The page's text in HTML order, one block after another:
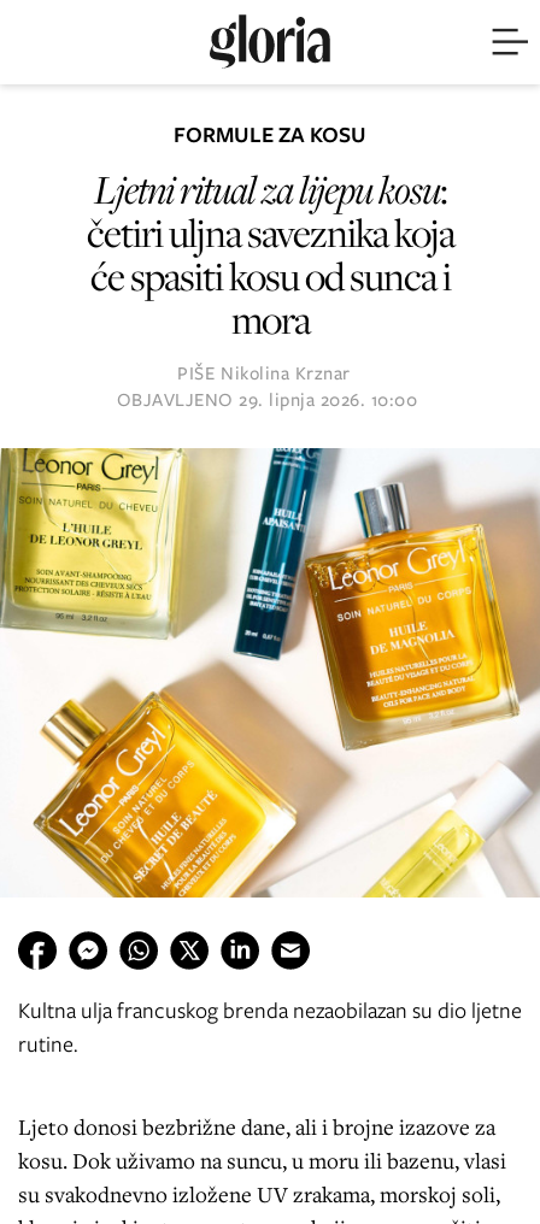
FORMULE ZA KOSU
Ljetni ritual za lijepu kosu:
četiri uljna saveznika koja
će spasiti kosu od sunca i
mora
PIŠE Nikolina Krznar
OBJAVLJENO29. lipnja 2026. 10:00
Kultna ulja francuskog brenda nezaobilazan su dio ljetne
rutine.
Ljeto donosi bezbrižne dane, ali i brojne izazove za
kosu. Dok uživamo na suncu, u moru ili bazenu, vlasi
su svakodnevno izložene UV zrakama, morskoj soli,